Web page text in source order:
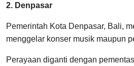
2. Denpasar
Pemerintah Kota Denpasar, Bali,
menggelar konser musik maupun
Perayaan diganti dengan